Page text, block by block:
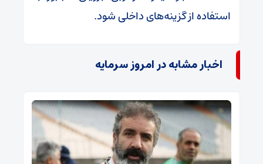
استفاده از گزینه‌های داخلی شود.
اخبار مشابه در امروز سرمایه